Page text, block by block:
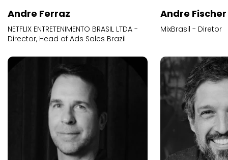
Andre Ferraz
NETFLIX ENTRETENIMENTO BRASIL LTDA -
Director, Head of Ads Sales Brazil
Andre Fischer
MixBrasil - Diretor